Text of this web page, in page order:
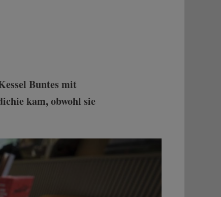
Buntes mit
kam, obwohl sie